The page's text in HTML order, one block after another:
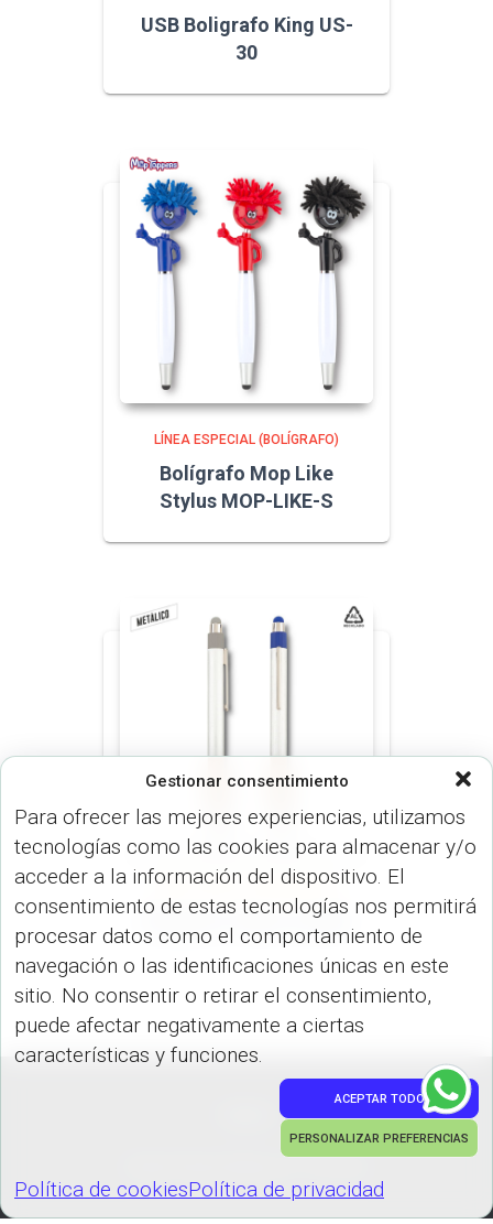
Gestionar consentimiento
Para ofrecer las mejores experiencias, utilizamos
tecnologías como las cookies para almacenar y/o
acceder a la información del dispositivo. El
consentimiento de estas tecnologías nos permitirá
procesar datos como el comportamiento de
navegación o las identificaciones únicas en este
sitio. No consentir o retirar el consentimiento,
puede afectar negativamente a ciertas
características y funciones.
ACEPTAR TODO
PERSONALIZAR PREFERENCIAS
Política de cookiesPolítica de privacidad
USB Boligrafo King US-
30
LÍNEA ESPECIAL (BOLÍGRAFO)
Bolígrafo Mop Like
Stylus MOP-LIKE-S
LÍNEA ESPECIAL (BOLÍGRAFO)
Bolígrafo Alden ALDEN